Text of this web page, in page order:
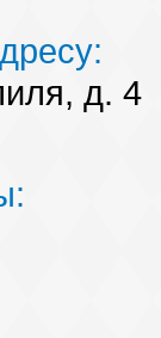
д. 4